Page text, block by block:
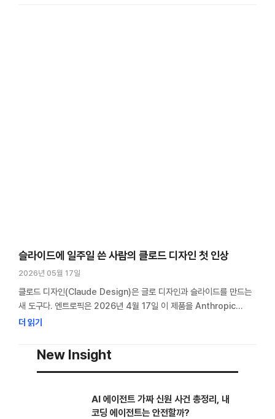
슬라이드에 일주일 쓴 사람의 클로드 디자인 첫 인상
2026년 05월 17일
클로드 디자인(Claude Design)은 글로 디자인과 슬라이드를 만드는
새 도구다. 엔트로픽은 2026년 4월 17일 이 제품을 Anthropic
Labs 연구 프리뷰로 공식 발표했다(Anthropic 공식 발표). 출시 당일
슬라이드 디자인에 일주일을 썼다. 폰트 1포인트와 도형 색을 끝없이
조정했다. 발표 당일 자료는 깔끔했지만 메시지는 약했다. 그래서 클로드
디자인을 보자마자 …
더 읽기
New Insight
AI 에이전트 가짜 신원 사건 총정리, 내
코딩 에이전트는 안전할까?